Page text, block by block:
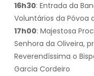
16h30: Entrada da
Voluntários da Póvoa
17h00: Majestosa
Senhora da Oliveira,
Reverendíssima o
Garcia Cordeiro